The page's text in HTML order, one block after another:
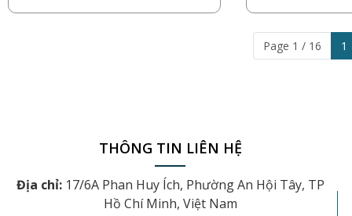
Page 1 / 16 1
THÔNG TIN LIÊN HỆ
Địa chỉ: 17/6A Phan Huy Ích, Phường An Hội Tây, TP
Hồ Chí Minh, Việt Nam